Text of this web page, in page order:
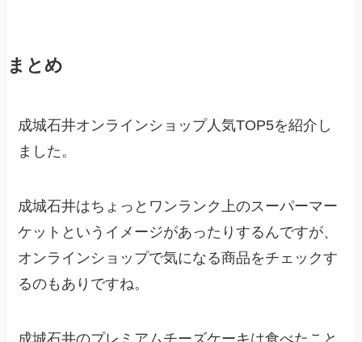
まとめ
成城石井オンラインショップ人気TOP5を紹介し
ました。
成城石井はちょっとワンランク上のスーパーマー
ケットというイメージがあったりするんですが、
オンラインショップで気になる商品をチェックす
るのもありですね。
成城石井のプレミアムチーズケーキは食べたこと